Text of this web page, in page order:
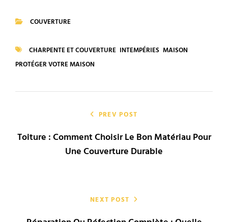
COUVERTURE
TAGS
CHARPENTE ET COUVERTURE INTEMPÉRIES MAISON
PROTÉGER VOTRE MAISON
l’article
PREV POST
Toiture : Comment Choisir Le Bon Matériau Pour
Une Couverture Durable
NEXT POST